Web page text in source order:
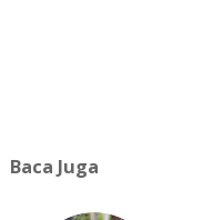
Baca Juga